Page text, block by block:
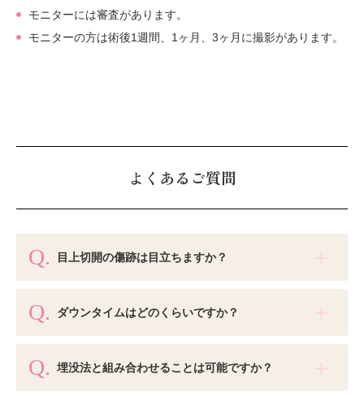
モニターには審査があります。
モニターの方は術後1週間、1ヶ月、3ヶ月に撮影があります。
よくあるご質問
目上切開の傷跡は目立ちますか？
ダウンタイムはどのくらいですか？
埋没法と組み合わせることは可能ですか？